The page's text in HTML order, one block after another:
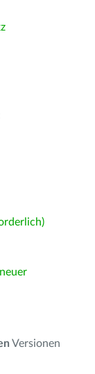
Versionen